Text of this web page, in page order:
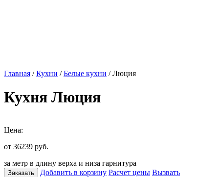
Главная /Кухни /Белые кухни / Люция
Кухня Люция
Цена:
от 36239 руб.
за метр в длину верха и низа гарнитура
Заказать Добавить в корзину Расчет цены Вызвать